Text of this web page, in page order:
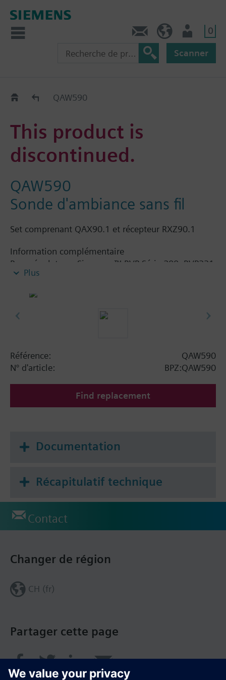
0
Scanner
Old2NewQAW590
This product is
discontinued.
QAW590
Sonde d'ambiance sans fil
Set comprenant QAX90.1 et récepteur RXZ90.1
Information complémentaire
Pour régulateurs Sigmagyr™ RVP Série 200, RVP331
et RVL Série 400
Plus
Référence:
QAW590
N° d'article:
BPZ:QAW590
Find replacement
Documentation
Récapitulatif technique
Contact
Partager cette page
Changer de région
CH (fr)